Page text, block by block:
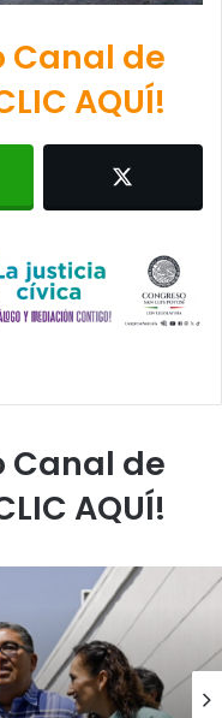
Canal de
AQUÍ!
Canal de
AQUÍ!